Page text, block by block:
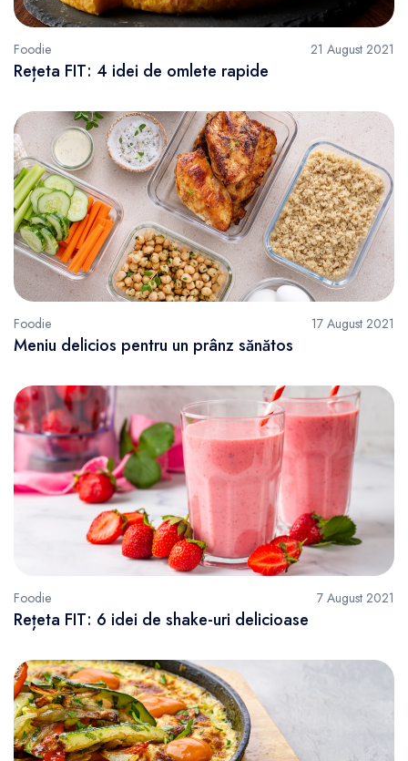
Foodie 21 August 2021
Rețeta FIT: 4 idei de omlete rapide
Foodie 17 August 2021
Meniu delicios pentru un prânz sănătos
Foodie 7 August 2021
Rețeta FIT: 6 idei de shake-uri delicioase